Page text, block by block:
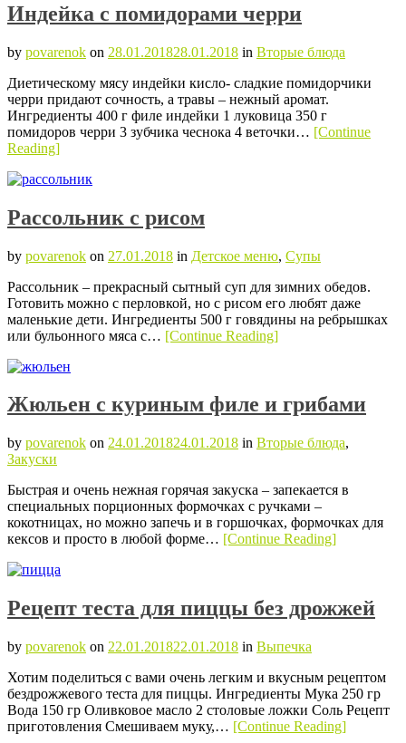
Индейка с помидорами черри
by povarenok on 28.01.201828.01.2018 in Вторые блюда
Диетическому мясу индейки кисло- сладкие помидорчики
черри придают сочность, а травы – нежный аромат.
Ингредиенты 400 г филе индейки 1 луковица 350 г
помидоров черри 3 зубчика чеснока 4 веточки… [Continue
Reading]
Рассольник с рисом
by povarenok on 27.01.2018 in Детское меню, Супы
Рассольник – прекрасный сытный суп для зимних обедов.
Готовить можно с перловкой, но с рисом его любят даже
маленькие дети. Ингредиенты 500 г говядины на ребрышках
или бульонного мяса с… [Continue Reading]
Жюльен с куриным филе и грибами
by povarenok on 24.01.201824.01.2018 in Вторые блюда,
Закуски
Быстрая и очень нежная горячая закуска – запекается в
специальных порционных формочках с ручками –
кокотницах, но можно запечь и в горшочках, формочках для
кексов и просто в любой форме… [Continue Reading]
Рецепт теста для пиццы без дрожжей
by povarenok on 22.01.201822.01.2018 in Выпечка
Хотим поделиться с вами очень легким и вкусным рецептом
бездрожжевого теста для пиццы. Ингредиенты Мука 250 гр
Вода 150 гр Оливковое масло 2 столовые ложки Соль Рецепт
приготовления Смешиваем муку,… [Continue Reading]